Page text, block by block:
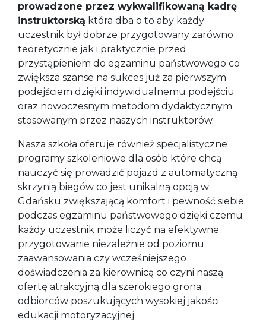
prowadzone przez wykwalifikowaną kadrę
instruktorską która dba o to aby każdy
uczestnik był dobrze przygotowany zarówno
teoretycznie jak i praktycznie przed
przystąpieniem do egzaminu państwowego co
zwiększa szanse na sukces już za pierwszym
podejściem dzięki indywidualnemu podejściu
oraz nowoczesnym metodom dydaktycznym
stosowanym przez naszych instruktorów.
Nasza szkoła oferuje również specjalistyczne
programy szkoleniowe dla osób które chcą
nauczyć się prowadzić pojazd z automatyczną
skrzynią biegów co jest unikalną opcją w
Gdańsku zwiększającą komfort i pewność siebie
podczas egzaminu państwowego dzięki czemu
każdy uczestnik może liczyć na efektywne
przygotowanie niezależnie od poziomu
zaawansowania czy wcześniejszego
doświadczenia za kierownicą co czyni naszą
ofertę atrakcyjną dla szerokiego grona
odbiorców poszukujących wysokiej jakości
edukacji motoryzacyjnej.